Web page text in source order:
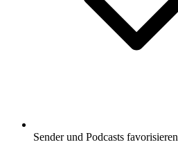
Sender und Podcasts favorisieren